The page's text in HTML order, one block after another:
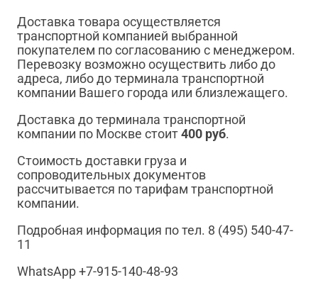
Доставка товара осуществляется
транспортной компанией выбранной
покупателем по согласованию с менеджером.
Перевозку возможно осуществить либо до
адреса, либо до терминала транспортной
компании Вашего города или близлежащего.
Доставка до терминала транспортной
компании по Москве стоит400 руб.
Стоимость доставки груза и
сопроводительных документов
рассчитывается по тарифам транспортной
компании.
Подробная информация по тел. 8 (495) 540-47-
11
WhatsApp +7-915-140-48-93